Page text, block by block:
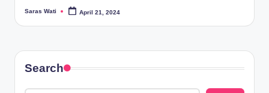
Posted
Saras Wati April 21, 2024
Search